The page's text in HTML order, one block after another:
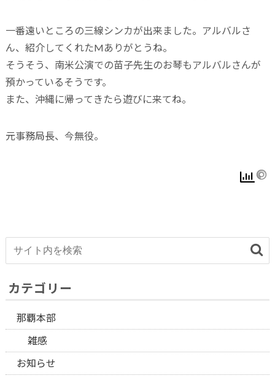
一番遠いところの三線シンカが出来ました。アルバルさ
ん、紹介してくれたMありがとうね。
そうそう、南米公演での苗子先生のお琴もアルバルさんが
預かっているそうです。
また、沖縄に帰ってきたら遊びに来てね。
元事務局長、今無役。
カテゴリー
那覇本部
雑感
お知らせ